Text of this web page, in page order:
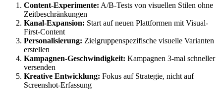
Content-Experimente: A/B-Tests von visuellen Stilen ohne
Zeitbeschränkungen
Kanal-Expansion: Start auf neuen Plattformen mit Visual-
First-Content
Personalisierung: Zielgruppenspezifische visuelle Varianten
erstellen
Kampagnen-Geschwindigkeit: Kampagnen 3-mal schneller
versenden
Kreative Entwicklung: Fokus auf Strategie, nicht auf
Screenshot-Erfassung